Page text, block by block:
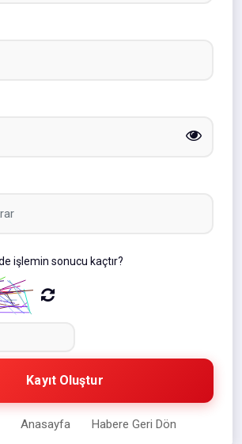
işlemin sonucu kaçtır?
Kayıt Oluştur
Anasayfa Habere Geri Dön